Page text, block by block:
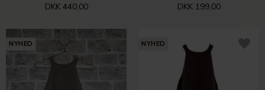
DKK 440,00
DKK 199,00
NYHED NYHED